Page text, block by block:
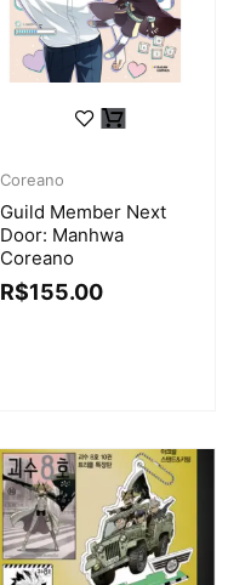
Coreano
Guild Member Next
Door: Manhwa
Coreano
R$155.00